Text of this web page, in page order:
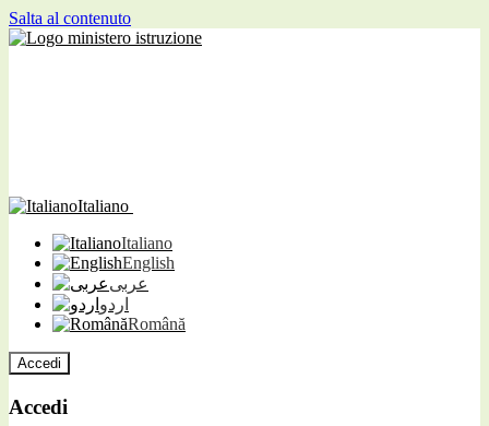
Salta al contenuto
Italiano
Italiano
English
عربى
اردو
Română
Accedi
Accedi